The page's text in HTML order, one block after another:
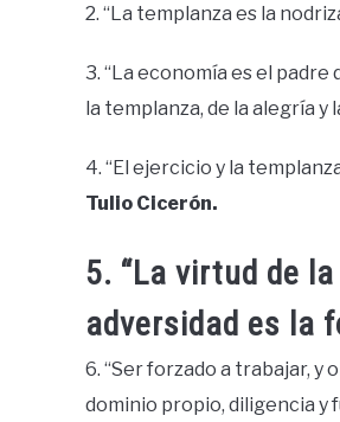
2. “La templanza es la
3. “La economía es el padre
la templanza, de la alegría y
4. “El ejercicio y la
Tulio Cicerón.
5. “La virtud de
adversidad es la
6. “Ser forzado a trabajar, y
dominio propio, diligencia y